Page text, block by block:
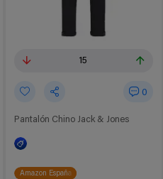
15
0
Pantalón Chino Jack & Jones
Amazon España